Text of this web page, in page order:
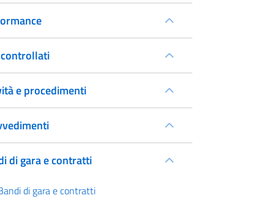
e procedimenti
di gara e contratti
di gara e contratti